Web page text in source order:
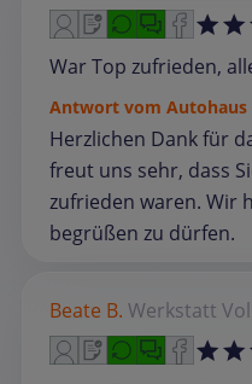
War Top zufrieden,
Antwort vom Autohaus
Herzlichen Dank für
freut uns sehr, dass
zufrieden waren. Wir
begrüßen zu dürfen.
Beate B. Werkstatt